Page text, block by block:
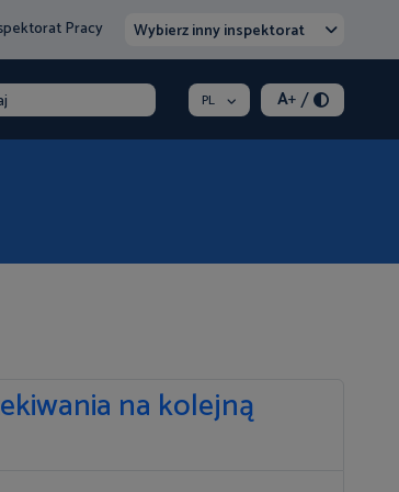
Pracy Wybierz inny inspektorat
PL A+/
na kolejną